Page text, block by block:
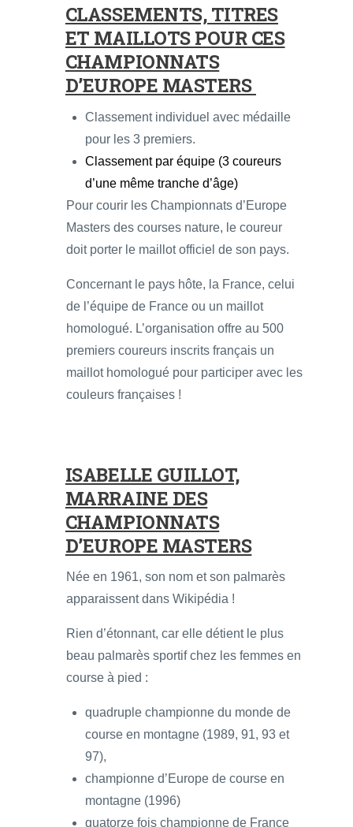
CLASSEMENTS, TITRES
ET MAILLOTS POUR CES
CHAMPIONNATS
D’EUROPE MASTERS
Classement individuel avec médaille
pour les 3 premiers.
Classement par équipe (3 coureurs
d’une même tranche d’âge)
Pour courir les Championnats d’Europe
Masters des courses nature, le coureur
doit porter le maillot officiel de son pays.
Concernant le pays hôte, la France, celui
de l’équipe de France ou un maillot
homologué. L’organisation offre au 500
premiers coureurs inscrits français un
maillot homologué pour participer avec les
couleurs françaises !
ISABELLE GUILLOT,
MARRAINE DES
CHAMPIONNATS
D’EUROPE MASTERS
Née en 1961, son nom et son palmarès
apparaissent dans Wikipédia !
Rien d’étonnant, car elle détient le plus
beau palmarès sportif chez les femmes en
course à pied :
quadruple championne du monde de
course en montagne (1989, 91, 93 et
97),
championne d’Europe de course en
montagne (1996)
quatorze fois championne de France